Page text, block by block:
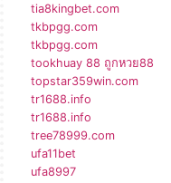
tia8kingbet.com
tkbpgg.com
tkbpgg.com
tookhuay 88 ถูกหวย88
topstar359win.com
tr1688.info
tr1688.info
tree78999.com
ufa11bet
ufa8997